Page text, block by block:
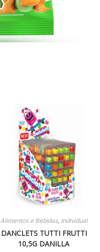
Alimentos e Bebidas, Individual
DANCLETS TUTTI FRUTTI
10,5G DANILLA